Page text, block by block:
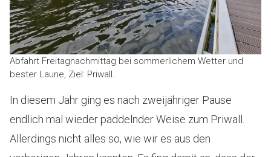
Abfahrt Freitagnachmittag bei sommerlichem Wetter und
bester Laune, Ziel: Priwall.
In diesem Jahr ging es nach zweijähriger Pause
endlich mal wieder paddelnder Weise zum Priwall.
Allerdings nicht alles so, wie wir es aus den